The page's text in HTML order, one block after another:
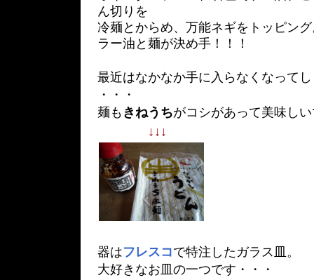
ん切りを
冷麺とからめ、万能ネギをトッピン
ラー油と麺が決め手！！！
最近はなかなか手に入らなくなって
・・・
麺も きねうちがコシがあって美味し
↓ ↓ ↓
器はフレスコで特注したガラス皿。
大好きなお皿の一つです・・・